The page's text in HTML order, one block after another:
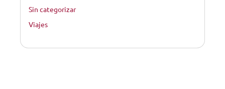
Sin categorizar
Viajes